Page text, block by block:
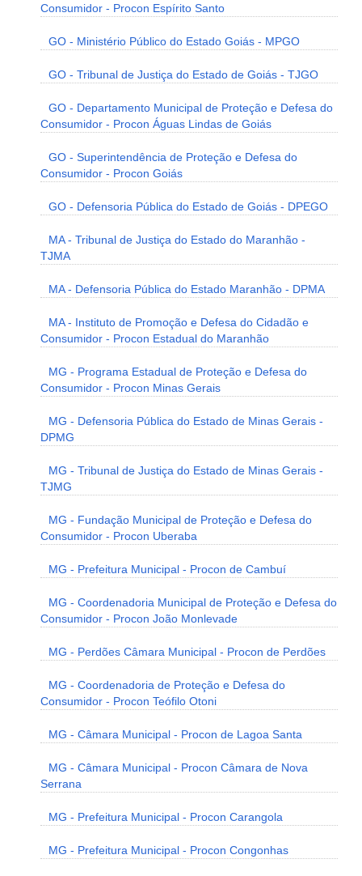
Consumidor - Procon Espírito Santo
GO - Ministério Público do Estado Goiás - MPGO
GO - Tribunal de Justiça do Estado de Goiás - TJGO
GO - Departamento Municipal de Proteção e Defesa do
Consumidor - Procon Águas Lindas de Goiás
GO - Superintendência de Proteção e Defesa do
Consumidor - Procon Goiás
GO - Defensoria Pública do Estado de Goiás - DPEGO
MA - Tribunal de Justiça do Estado do Maranhão -
TJMA
MA - Defensoria Pública do Estado Maranhão - DPMA
MA - Instituto de Promoção e Defesa do Cidadão e
Consumidor - Procon Estadual do Maranhão
MG - Programa Estadual de Proteção e Defesa do
Consumidor - Procon Minas Gerais
MG - Defensoria Pública do Estado de Minas Gerais -
DPMG
MG - Tribunal de Justiça do Estado de Minas Gerais -
TJMG
MG - Fundação Municipal de Proteção e Defesa do
Consumidor - Procon Uberaba
MG - Prefeitura Municipal - Procon de Cambuí
MG - Coordenadoria Municipal de Proteção e Defesa do
Consumidor - Procon João Monlevade
MG - Perdões Câmara Municipal - Procon de Perdões
MG - Coordenadoria de Proteção e Defesa do
Consumidor - Procon Teófilo Otoni
MG - Câmara Municipal - Procon de Lagoa Santa
MG - Câmara Municipal - Procon Câmara de Nova
Serrana
MG - Prefeitura Municipal - Procon Carangola
MG - Prefeitura Municipal - Procon Congonhas